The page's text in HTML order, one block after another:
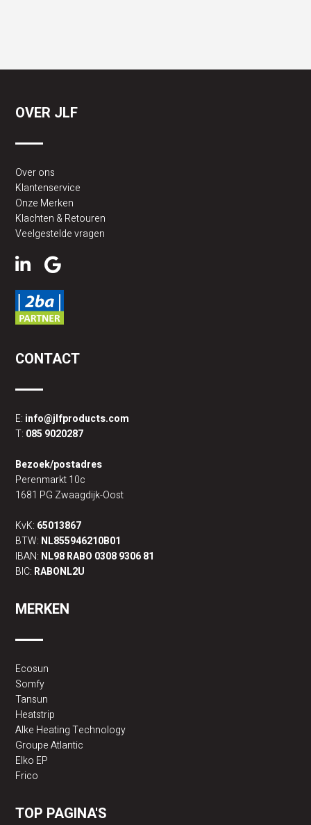
OVER JLF
Over ons
Klantenservice
Onze Merken
Klachten & Retouren
Veelgestelde vragen
CONTACT
E: info@jlfproducts.com
T: 085 9020287
Bezoek/postadres
Perenmarkt 10c
1681 PG Zwaagdijk-Oost
KvK: 65013867
BTW: NL855946210B01
IBAN: NL98 RABO 0308 9306 81
BIC: RABONL2U
MERKEN
Ecosun
Somfy
Tansun
Heatstrip
Alke Heating Technology
Groupe Atlantic
Elko EP
Frico
TOP PAGINA'S